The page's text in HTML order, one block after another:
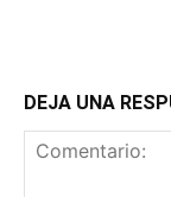
DEJA UNA